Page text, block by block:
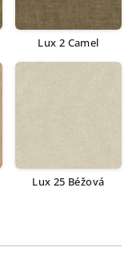
Lux 2 Camel
Lux 25 Béžová